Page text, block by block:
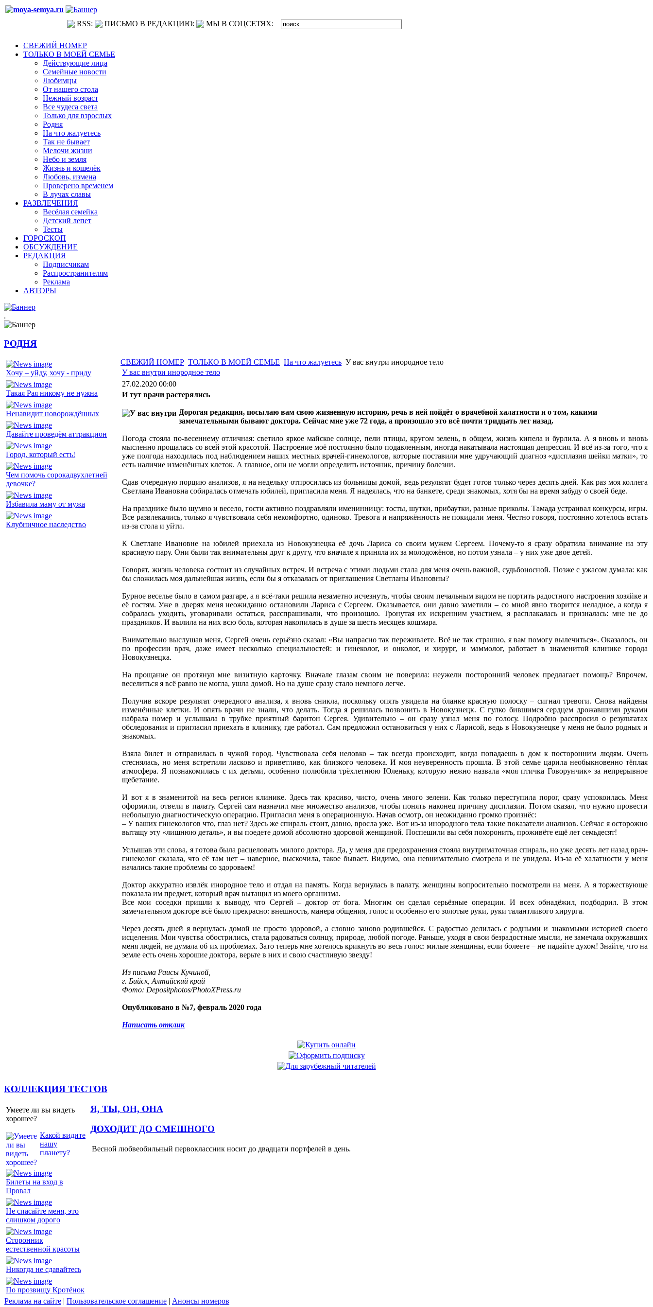
RSS: ПИСЬМО В РЕДАКЦИЮ: МЫ В СОЦСЕТЯХ:
СВЕЖИЙ НОМЕР
ТОЛЬКО В МОЕЙ СЕМЬЕ
Действующие лица
Семейные новости
Любимцы
От нашего стола
Нежный возраст
Все чудеса света
Только для взрослых
Родня
На что жалуетесь
Так не бывает
Мелочи жизни
Небо и земля
Жизнь и кошелёк
Любовь, измена
Проверено временем
В лучах славы
РАЗВЛЕЧЕНИЯ
Весёлая семейка
Детский лепет
Тесты
ГОРОСКОП
ОБСУЖДЕНИЕ
РЕДАКЦИЯ
Подписчикам
Распространителям
Реклама
АВТОРЫ
.
РОДНЯ
Хочу – уйду, хочу - приду
Такая Рая никому не нужна
Ненавидит новорождённых
Давайте проведём аттракцион
Город, который есть!
Чем помочь сорокадвухлетней
девочке?
Избавила маму от мужа
Клубничное наследство
СВЕЖИЙ НОМЕР ТОЛЬКО В МОЕЙ СЕМЬЕ На что жалуетесь У вас внутри инородное тело
У вас внутри инородное тело
27.02.2020 00:00
И тут врачи растерялись
Дорогая редакция, посылаю вам свою жизненную историю, речь в ней пойдёт о врачебной халатности и о том, какими
замечательными бывают доктора. Сейчас мне уже 72 года, а произошло это всё почти тридцать лет назад.
Погода стояла по-весеннему отличная: светило яркое майское солнце, пели птицы, кругом зелень, в общем, жизнь кипела и бурлила. А я вновь и вновь
мысленно прощалась со всей этой красотой. Настроение моё постоянно было подавленным, иногда накатывала настоящая депрессия. И всё из-за того, что я
уже полгода находилась под наблюдением наших местных врачей-гинекологов, которые поставили мне удручающий диагноз «дисплазия шейки матки», то
есть наличие изменённых клеток. А главное, они не могли определить источник, причину болезни.
Сдав очередную порцию анализов, я на недельку отпросилась из больницы домой, ведь результат будет готов только через десять дней. Как раз моя коллега
Светлана Ивановна собиралась отмечать юбилей, пригласила меня. Я надеялась, что на банкете, среди знакомых, хотя бы на время забуду о своей беде.
На празднике было шумно и весело, гости активно поздравляли именинницу: тосты, шутки, прибаутки, разные приколы. Тамада устраивал конкурсы, игры.
Все развлекались, только я чувствовала себя некомфортно, одиноко. Тревога и напряжённость не покидали меня. Честно говоря, постоянно хотелось встать
из-за стола и уйти.
К Светлане Ивановне на юбилей приехала из Новокузнецка её дочь Лариса со своим мужем Сергеем. Почему-то я сразу обратила внимание на эту
красивую пару. Они были так внимательны друг к другу, что вначале я приняла их за молодожёнов, но потом узнала – у них уже двое детей.
Говорят, жизнь человека состоит из случайных встреч. И встреча с этими людьми стала для меня очень важной, судьбоносной. Позже с ужасом думала: как
бы сложилась моя дальнейшая жизнь, если бы я отказалась от приглашения Светланы Ивановны?
Бурное веселье было в самом разгаре, а я всё-таки решила незаметно исчезнуть, чтобы своим печальным видом не портить радостного настроения хозяйке и
её гостям. Уже в дверях меня неожиданно остановили Лариса с Сергеем. Оказывается, они давно заметили – со мной явно творится неладное, а когда я
собралась уходить, уговаривали остаться, расспрашивали, что произошло. Тронутая их искренним участием, я расплакалась и призналась: мне не до
праздников. И вылила на них всю боль, которая накопилась в душе за шесть месяцев кошмара.
Внимательно выслушав меня, Сергей очень серьёзно сказал: «Вы напрасно так переживаете. Всё не так страшно, я вам помогу вылечиться». Оказалось, он
по профессии врач, даже имеет несколько специальностей: и гинеколог, и онколог, и хирург, и маммолог, работает в знаменитой клинике города
Новокузнецка.
На прощание он протянул мне визитную карточку. Вначале глазам своим не поверила: неужели посторонний человек предлагает помощь? Впрочем,
веселиться я всё равно не могла, ушла домой. Но на душе сразу стало немного легче.
Получив вскоре результат очередного анализа, я вновь сникла, поскольку опять увидела на бланке красную полоску – сигнал тревоги. Снова найдены
изменённые клетки. И опять врачи не знали, что делать. Тогда я решилась позвонить в Новокузнецк. С гулко бившимся сердцем дрожавшими руками
набрала номер и услышала в трубке приятный баритон Сергея. Удивительно – он сразу узнал меня по голосу. Подробно расспросил о результатах
обследования и пригласил приехать в клинику, где работал. Сам предложил остановиться у них с Ларисой, ведь в Новокузнецке у меня не было родных и
знакомых.
Взяла билет и отправилась в чужой город. Чувствовала себя неловко – так всегда происходит, когда попадаешь в дом к посторонним людям. Очень
стеснялась, но меня встретили ласково и приветливо, как близкого человека. И моя неуверенность прошла. В этой семье царила необыкновенно тёплая
атмосфера. Я познакомилась с их детьми, особенно полюбила трёхлетнюю Юленьку, которую нежно назвала «моя птичка Говорунчик» за непрерывное
щебетание.
И вот я в знаменитой на весь регион клинике. Здесь так красиво, чисто, очень много зелени. Как только переступила порог, сразу успокоилась. Меня
оформили, отвели в палату. Сергей сам назначил мне множество анализов, чтобы понять наконец причину дисплазии. Потом сказал, что нужно провести
небольшую диагностическую операцию. Пригласил меня в операционную. Начав осмотр, он неожиданно громко произнёс:
– У ваших гинекологов что, глаз нет? Здесь же спираль стоит, давно, вросла уже. Вот из-за инородного тела такие показатели анализов. Сейчас я осторожно
вытащу эту «лишнюю деталь», и вы поедете домой абсолютно здоровой женщиной. Поспешили вы себя похоронить, проживёте ещё лет семьдесят!
Услышав эти слова, я готова была расцеловать милого доктора. Да, у меня для предохранения стояла внутриматочная спираль, но уже десять лет назад врач-
гинеколог сказала, что её там нет – наверное, выскочила, такое бывает. Видимо, она невнимательно смотрела и не увидела. Из-за её халатности у меня
начались такие проблемы со здоровьем!
Доктор аккуратно извлёк инородное тело и отдал на память. Когда вернулась в палату, женщины вопросительно посмотрели на меня. А я торжествующе
показала им предмет, который врач вытащил из моего организма.
Все мои соседки пришли к выводу, что Сергей – доктор от бога. Многим он сделал серьёзные операции. И всех обнадёжил, подбодрил. В этом
замечательном докторе всё было прекрасно: внешность, манера общения, голос и особенно его золотые руки, руки талантливого хирурга.
Через десять дней я вернулась домой не просто здоровой, а словно заново родившейся. С радостью делилась с родными и знакомыми историей своего
исцеления. Мои чувства обострились, стала радоваться солнцу, природе, любой погоде. Раньше, уходя в свои безрадостные мысли, не замечала окружавших
меня людей, не думала об их проблемах. Зато теперь мне хотелось крикнуть во весь голос: милые женщины, если болеете – не падайте духом! Знайте, что на
земле есть очень хорошие доктора, верьте в них и свою счастливую звезду!
Из письма Раисы Кучиной,
г. Бийск, Алтайский край
Фото: Depositphotos/PhotoXPress.ru
Опубликовано в №7, февраль 2020 года
Написать отклик
КОЛЛЕКЦИЯ ТЕСТОВ
Умеете ли вы видеть
хорошее?
Какой видите
нашу
планету?
Я, ТЫ, ОН, ОНА
Билеты на вход в
Провал
Не спасайте меня, это
слишком дорого
Сторонник
естественной красоты
Никогда не сдавайтесь
По прозвищу Кротёнок
ДОХОДИТ ДО СМЕШНОГО
Весной любвеобильный первоклассник носит до двадцати портфелей в день.
Реклама на сайте | Пользовательское соглашение | Анонсы номеров